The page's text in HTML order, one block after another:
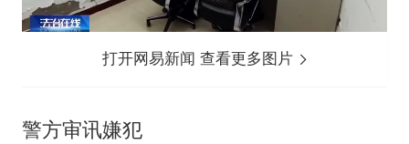
打开网易新闻 查看更多图片
警方审讯嫌犯